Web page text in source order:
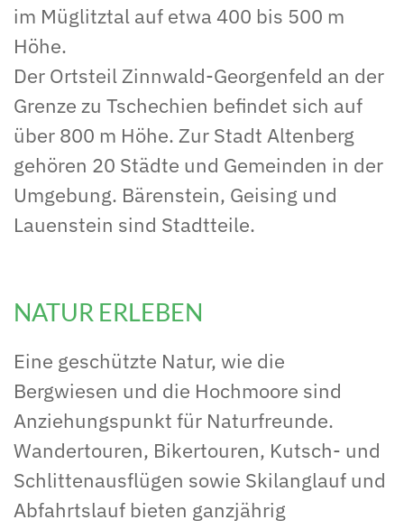
im Müglitztal auf etwa 400 bis 500 m
Höhe.
Der Ortsteil Zinnwald-Georgenfeld an der
Grenze zu Tschechien befindet sich auf
über 800 m Höhe. Zur Stadt Altenberg
gehören 20 Städte und Gemeinden in der
Umgebung. Bärenstein, Geising und
Lauenstein sind Stadtteile.
NATUR ERLEBEN
Eine geschützte Natur, wie die
Bergwiesen und die Hochmoore sind
Anziehungspunkt für Naturfreunde.
Wandertouren, Bikertouren, Kutsch- und
Schlittenausflügen sowie Skilanglauf und
Abfahrtslauf bieten ganzjährig